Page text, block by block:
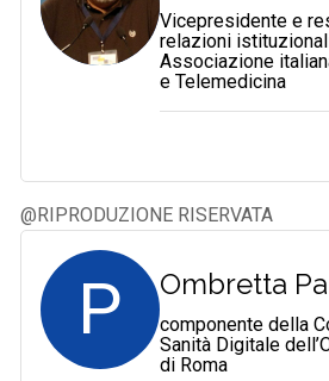
Vicepresidente e
relazioni
Associazione
e Telemedicina
@RIPRODUZIONE RISERVATA
P Ombretta
componente della
Sanità Digitale
di Roma